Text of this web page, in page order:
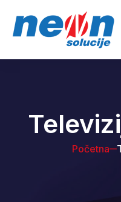
Početna